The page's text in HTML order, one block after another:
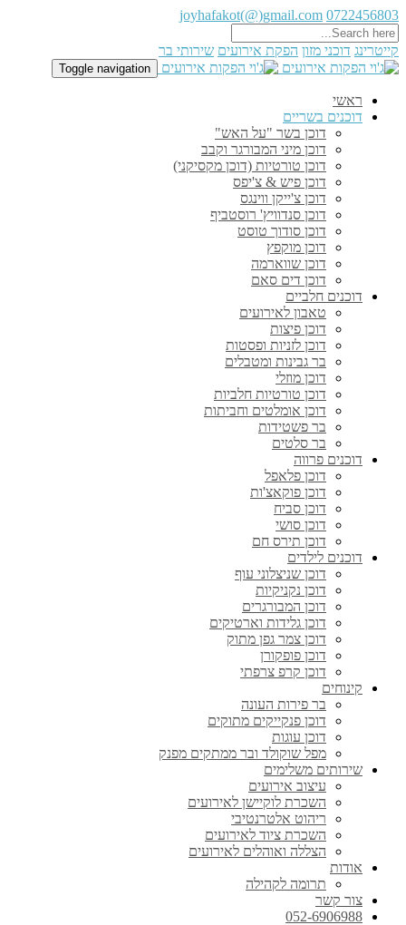
0722456803
joyhafakot(@)gmail.com
קייטרינג דוכני מזון הפקת אירועים שירותי בר
Toggle navigation
ראשי
דוכנים בשריים
דוכן בשר "על האש"
דוכן מיני המבורגר וקבב
דוכן טורטיות (דוכן מקסיקני)
דוכן פיש & צ'יפס
דוכן צ'ייקן ווינגס
דוכן סנדוויץ' רוסטביף
דוכן סודוך טוסט
דוכן מוקפץ
דוכן שווארמה
דוכן דים סאם
דוכנים חלביים
טאבון לאירועים
דוכן פיצות
דוכן לזניות ופסטות
בר גבינות ומטבלים
דוכן מוזלי
דוכן טורטיות חלביות
דוכן אומלטים וחביתות
בר פשטידות
בר סלטים
דוכנים פרווה
דוכן פלאפל
דוכן פוקאצ'ות
דוכן סביח
דוכן סושי
דוכן תירס חם
דוכנים לילדים
דוכן שניצלוני עוף
דוכן נקניקיות
דוכן המבורגרים
דוכן גלידות וארטיקים
דוכן צמר גפן מתוק
דוכן פופקורן
דוכן קרפ צרפתי
קינוחים
בר פירות העונה
דוכן פנקייקים מתוקים
דוכן עוגות
מפל שוקולד ובר ממתקים מפנק
שירותים משלימים
עיצוב אירועים
השכרת לוקיישן לאירועים
ריהוט אלטרנטיבי
השכרת ציוד לאירועים
הצללה ואוהלים לאירועים
אודות
תרומה לקהילה
צור קשר
052-6906988